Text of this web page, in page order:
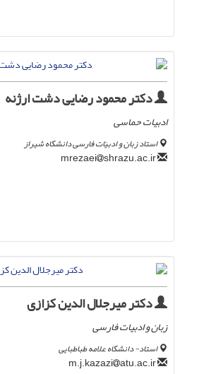
دکتر محمود رضایی دشت ارژنه
ادبیات حماسی
استاد زبان و ادبیّات فارسی دانشگاه شیراز
shrazu.ac.ir
دکتر میرجلال الدین کزازی
زبان و ادبیات فارسی
استاد- دانشگاه علامه طباطبایی
atu.ac.ir